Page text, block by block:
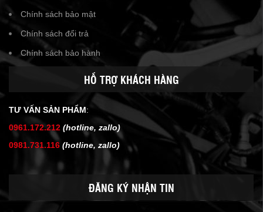
Chính sách bảo mật
Chính sách đổi trả
Chính sách bảo hành
HỖ TRỢ KHÁCH HÀNG
TƯ VẤN SẢN PHẨM:
0961.172.212 (hotline, zallo)
0981.731.116 (hotline, zallo)
ĐĂNG KÝ NHẬN TIN